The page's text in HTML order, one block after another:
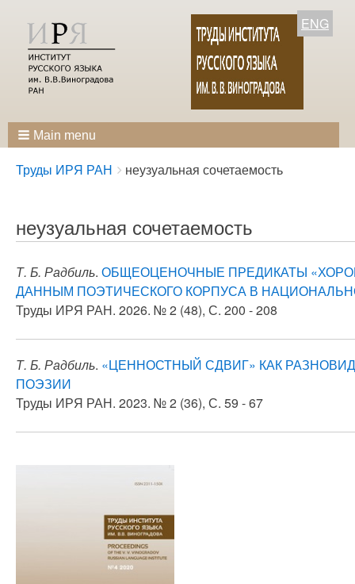
ENG
Main menu
Breadcrumbs
You
Труды ИРЯ РАН неузуальная сочетаемость
неузуальная сочетаемость
Т. Б. Радбиль. ОБЩЕОЦЕНОЧНЫЕ ПРЕДИКАТЫ
ДАННЫМ ПОЭТИЧЕСКОГО КОРПУСА В
Труды ИРЯ РАН. 2026. № 2 (48), С. 200 - 208
Т. Б. Радбиль. «ЦЕННОСТНЫЙ СДВИГ» КАК
ПОЭЗИИ
Труды ИРЯ РАН. 2023. № 2 (36), С. 59 - 67